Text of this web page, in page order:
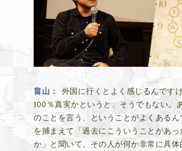
畠山
外国に行くとよく感じるんです
100％真実かというと、そうでもない。
のことを言う、ということがよくある
を捕まえて「過去にこういうことがあ
か」と聞いて、その人が何か非常に具